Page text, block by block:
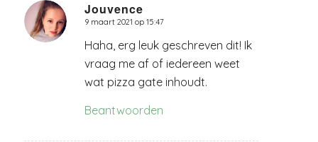
Jouvence
zegt:
9 maart 2021 op 15:47
Haha, erg leuk geschreven dit! Ik
vraag me af of iedereen weet
wat pizza gate inhoudt.
Beantwoorden